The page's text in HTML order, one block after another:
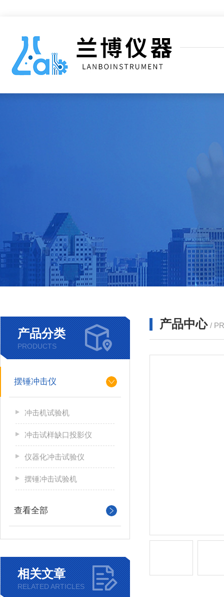
产品分类
PRODUCTS
摆锤冲击仪
冲击机试验机
冲击试样缺口投影仪
仪器化冲击试验仪
摆锤冲击试验机
查看全部
相关文章
RELATED ARTICLES
产品中心 /